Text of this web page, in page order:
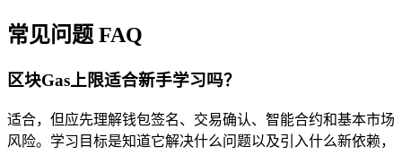
常见问题 FAQ
区块Gas上限适合新手学习吗？
适合，但应先理解钱包签名、交易确认、智能合约和基本市场
风险。学习目标是知道它解决什么问题以及引入什么新依赖，